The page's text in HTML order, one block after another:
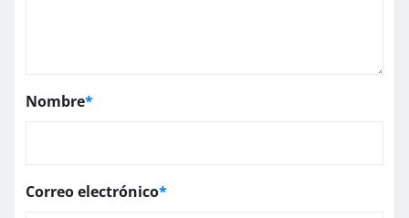
Nombre*
Correo electrónico*